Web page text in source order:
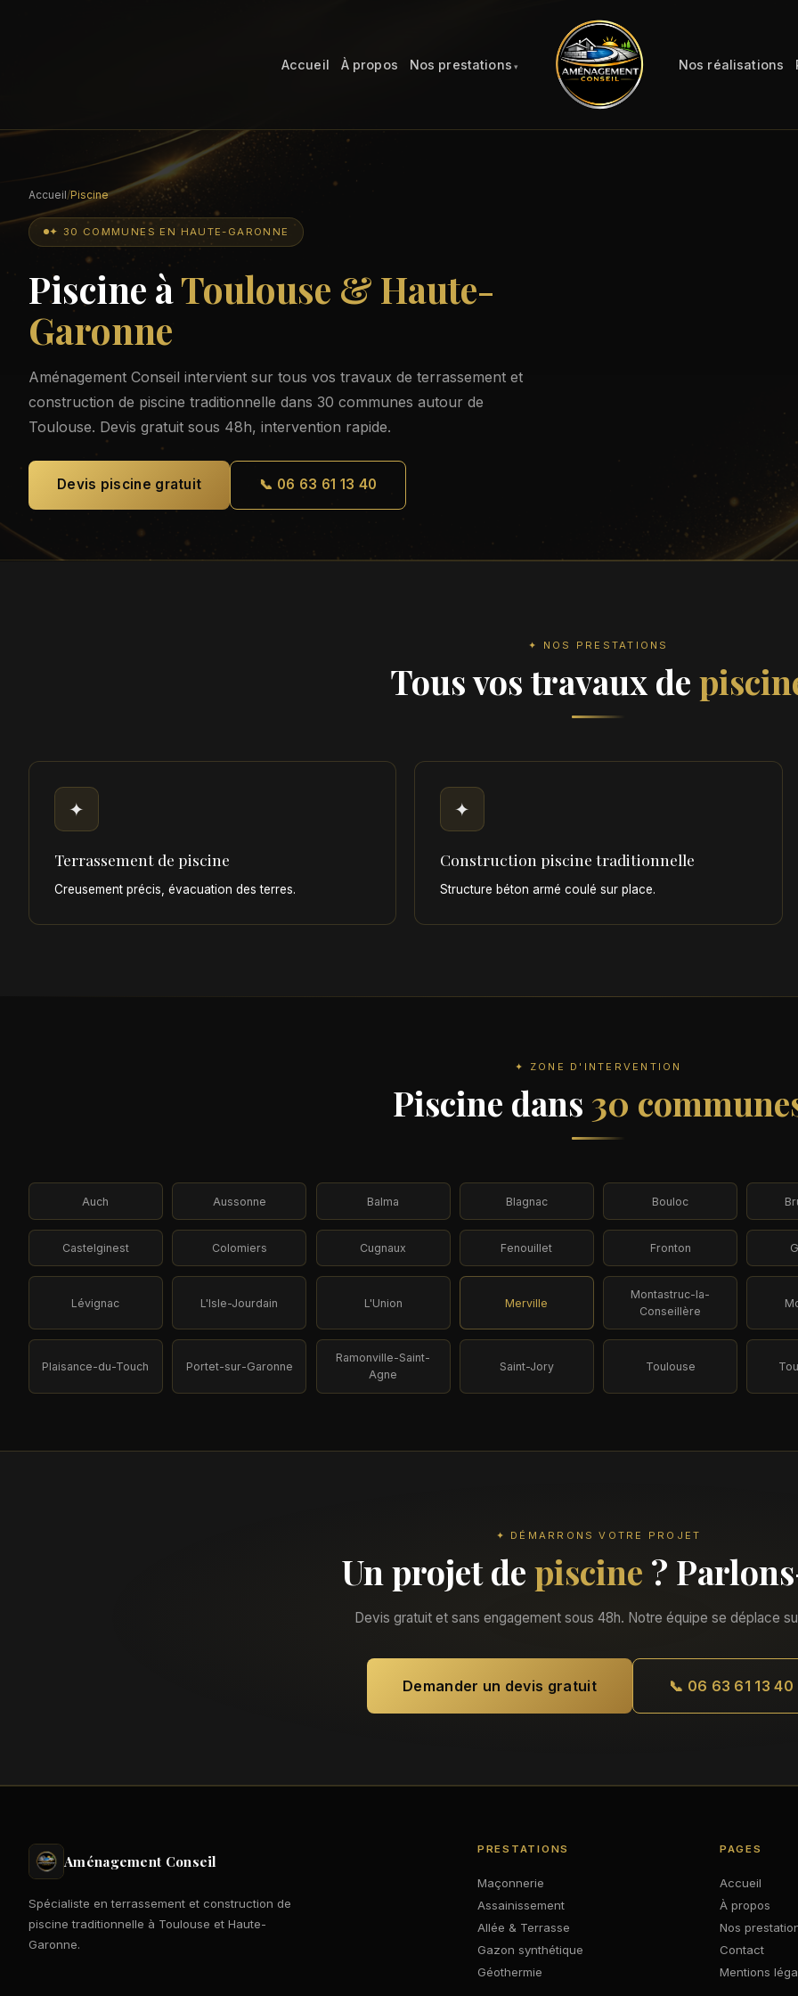
Accueil À propos Nos prestations Nos réalisations
Accueil/Piscine
✦ 30 COMMUNES EN HAUTE-GARONNE
Piscine àToulouse & Haute-
Garonne
Aménagement Conseil intervient sur tous vos travaux de terrassement et
construction de piscine traditionnelle dans 30 communes autour de
Toulouse. Devis gratuit sous 48h, intervention rapide.
Devis piscine gratuit 📞 06 63 61 13 40
✦ NOS PRESTATIONS
Tous vos travaux de
✦
Terrassement de piscine
Creusement précis, évacuation des terres.
✦
Construction piscine traditionnelle
Structure béton armé coulé sur place.
✦ ZONE D'INTERVENTION
Piscine dans 30
Auch Aussonne Balma Blagnac Bouloc
Castelginest Colomiers Cugnaux Fenouillet Fronton
Lévignac L'Isle-Jourdain L'Union Merville
Montastruc-la-
Conseillère
Plaisance-du-Touch Portet-sur-Garonne
Ramonville-Saint-
Agne
Saint-Jory Toulouse
✦ DÉMARRONS VOTRE PROJET
Un projet de piscine ?
Devis gratuit et sans engagement sous 48h. Notre équipe se déplace
Demander un devis gratuit 📞 06 63 61 13 40
Aménagement Conseil
Spécialiste en terrassement et construction de
piscine traditionnelle à Toulouse et Haute-
Garonne.
PRESTATIONS
Maçonnerie
Assainissement
Allée & Terrasse
Gazon synthétique
Géothermie
PAGES
Accueil
À propos
Nos
Contact
Mentions